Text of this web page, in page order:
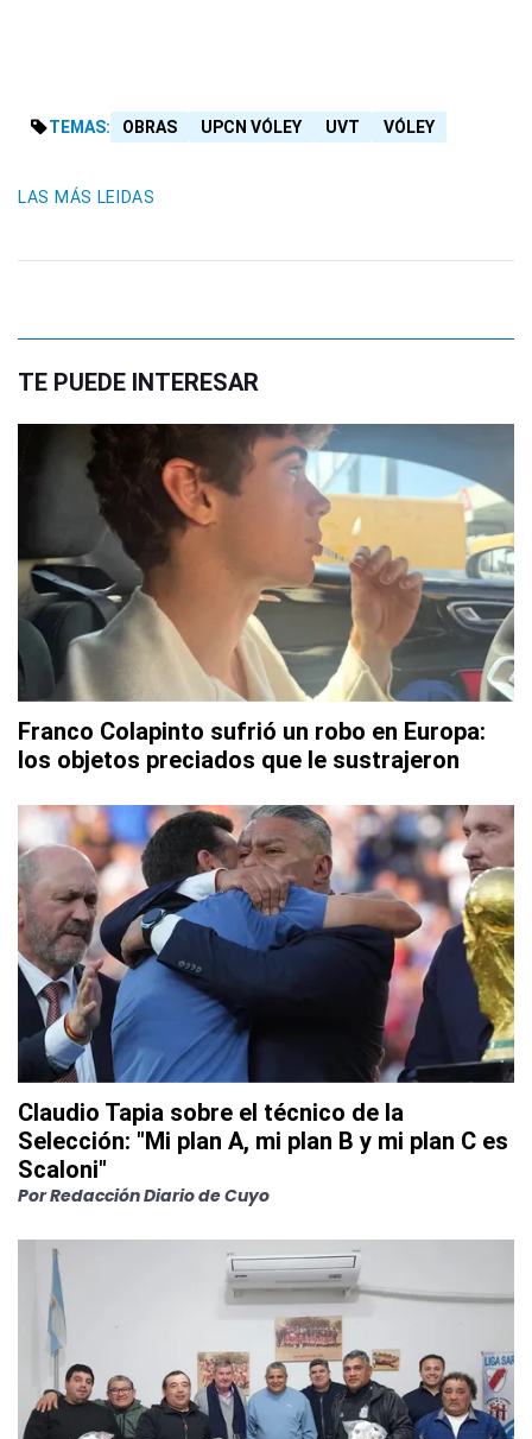
TEMAS: OBRAS UPCN VÓLEY UVT VÓLEY
LAS MÁS LEIDAS
TE PUEDE INTERESAR
Franco Colapinto sufrió un robo en Europa:
los objetos preciados que le sustrajeron
Claudio Tapia sobre el técnico de la
Selección: "Mi plan A, mi plan B y mi plan C es
Scaloni"
PorRedacción Diario de Cuyo